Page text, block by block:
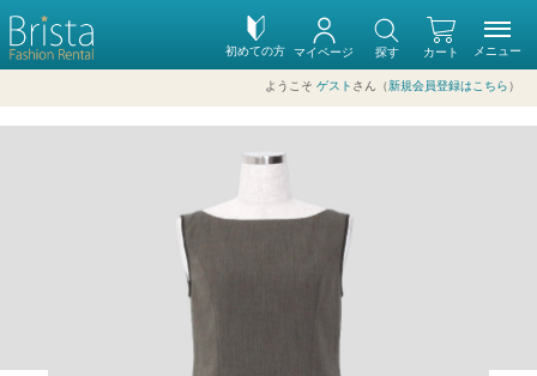
初めての方 カート
マイページ 探す
ようこそ ゲスト さん（新規会員登録はこちら ）
メニュー